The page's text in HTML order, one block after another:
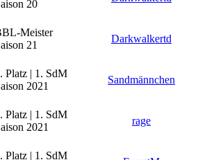
20
Meister
21
Darkwalkertd
Platz | 1. SdM
2021
Sandmännchen
Platz | 1. SdM
2021
rage
Platz | 1. SdM